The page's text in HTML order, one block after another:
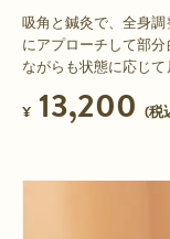
吸角と鍼灸で、全身
にアプローチして部
ながらも状態に応じて
¥ 13,200 (税